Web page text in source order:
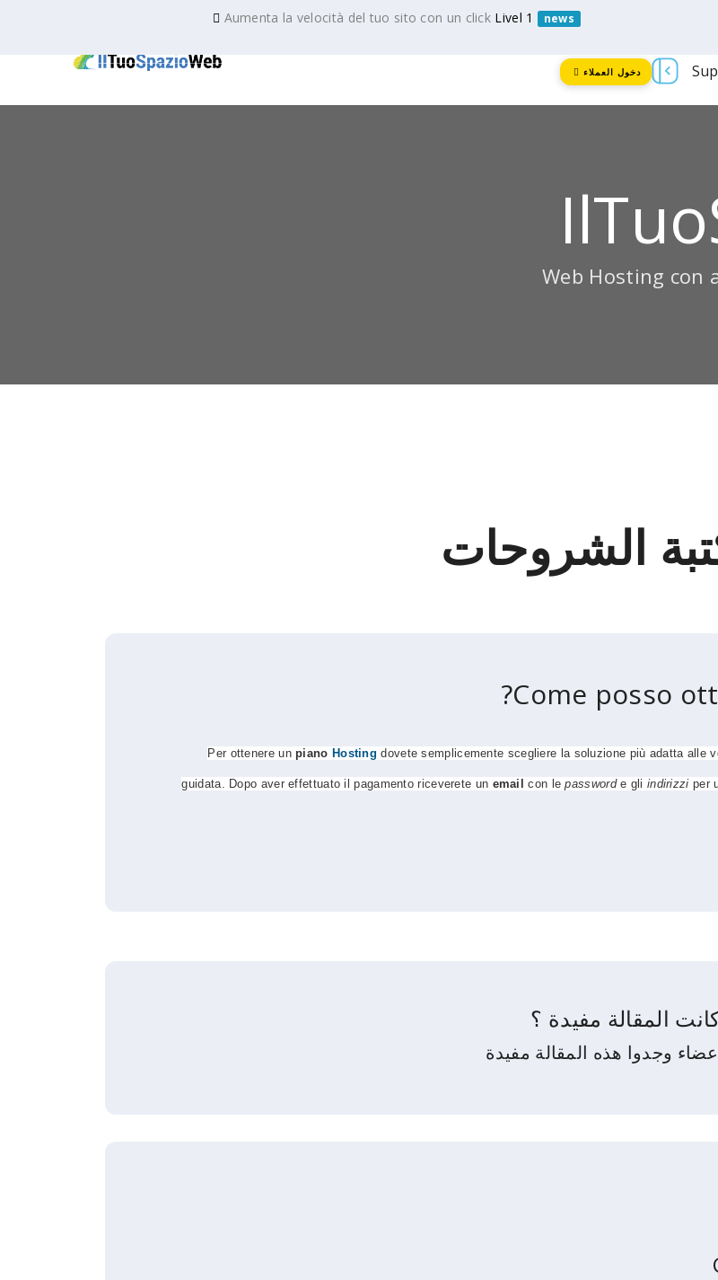
news
Aumenta la velocità del tuo sito con un click Livel 1
دخول العملاء
Web Hosting con
الشروحات
Come posso
Per ottenere unpiano Hosting dovete semplicemente scegliere la soluzione più adatta alle
guidata. Dopo aver effettuato il pagamento riceverete un email con lepassworde gli indirizzi per
المقالة مفيدة ؟